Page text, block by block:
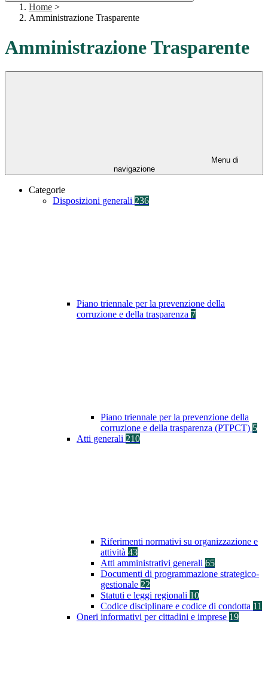
Home >
Amministrazione Trasparente
Amministrazione Trasparente
Menu di
navigazione
Categorie
Disposizioni generali 236
Piano triennale per la prevenzione della
corruzione e della trasparenza 7
Piano triennale per la prevenzione della
corruzione e della trasparenza (PTPCT) 5
Atti generali 210
Riferimenti normativi su organizzazione e
attività 43
Atti amministrativi generali 65
Documenti di programmazione strategico-
gestionale 22
Statuti e leggi regionali 10
Codice disciplinare e codice di condotta 11
Oneri informativi per cittadini e imprese 19